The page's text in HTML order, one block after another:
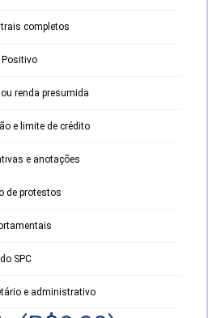
completos
Positivo
renda presumida
e limite de crédito
e anotações
de protestos
SPC
e administrativo